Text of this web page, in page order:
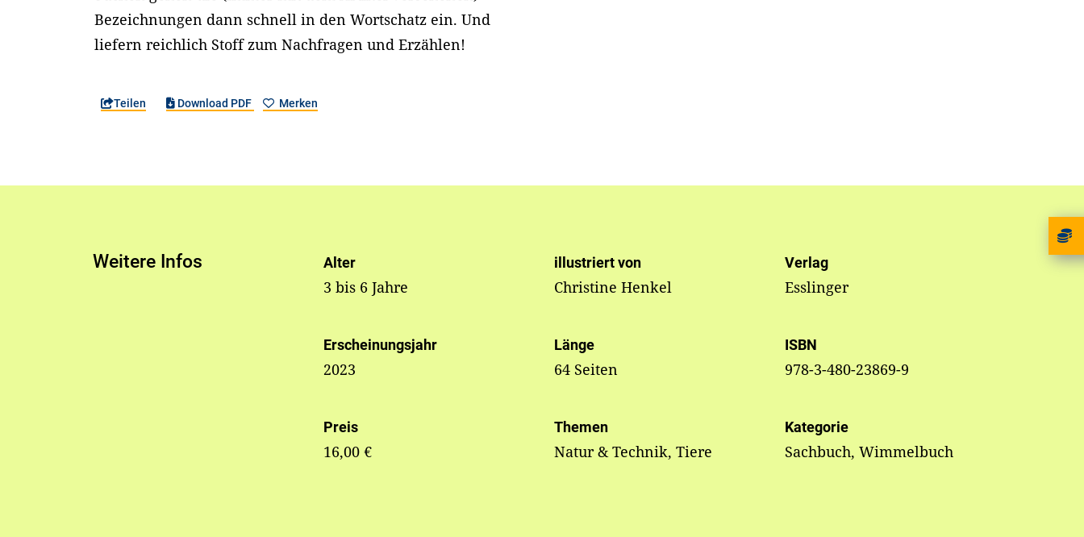
Bezeichnungen dann schnell in den Wortschatz ein. Und
liefern reichlich Stoff zum Nachfragen und Erzählen!
Teilen Download PDF Merken
Weitere Infos Alter
3 bis 6 Jahre
illustriert von
Christine Henkel
Verlag
Esslinger
Erscheinungsjahr
2023
Länge
64 Seiten
ISBN
978-3-480-23869-9
Preis
16,00 €
Themen
Natur & Technik, Tiere
Kategorie
Sachbuch, Wimmelbuch